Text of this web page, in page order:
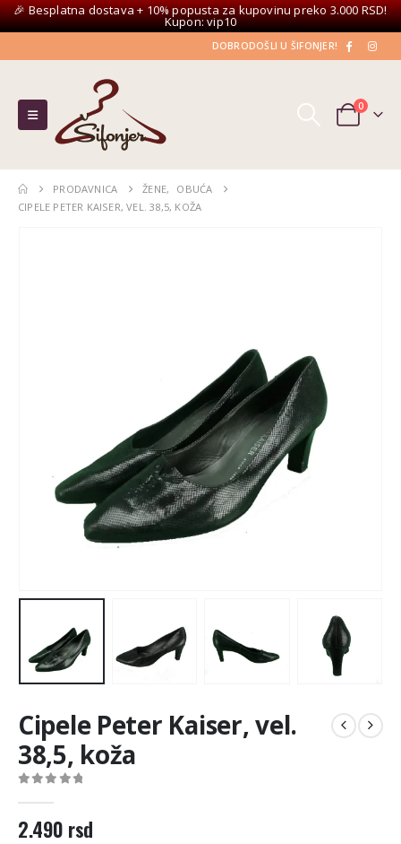
🎉 Besplatna dostava + 10% popusta za kupovinu preko 3.000 RSD!
Kupon: vip10
DOBRODOŠLI U ŠIFONJER!
0
PRODAVNICA ŽENE,
OBUĆA
CIPELE PETER KAISER, VEL. 38,5, KOŽA
Cipele Peter Kaiser, vel.
38,5, koža
2.490 rsd